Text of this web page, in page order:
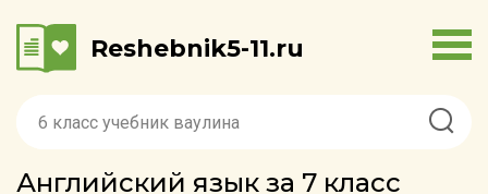
Reshebnik5-11.ru
Английский язык за 7 класс